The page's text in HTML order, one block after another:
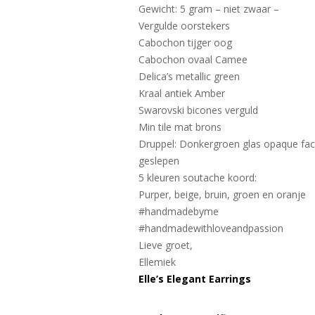
Gewicht: 5 gram – niet zwaar –
Vergulde oorstekers
Cabochon tijger oog
Cabochon ovaal Camee
Delica’s metallic green
Kraal antiek Amber
Swarovski bicones verguld
Min tile mat brons
Druppel: Donkergroen glas opaque
geslepen
5 kleuren soutache koord:
Purper, beige, bruin, groen en oranje
#handmadebyme
#handmadewithloveandpassion
Lieve groet,
Ellemiek
Elle’s Elegant Earrings